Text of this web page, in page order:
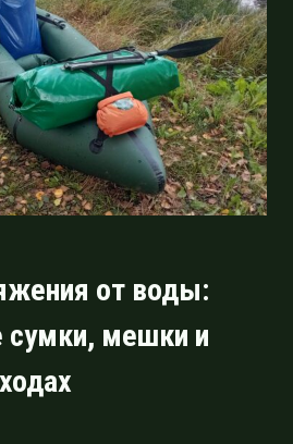
от воды:
сумки, мешки и